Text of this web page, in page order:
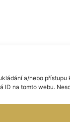
a/nebo
ID na tomto webu.